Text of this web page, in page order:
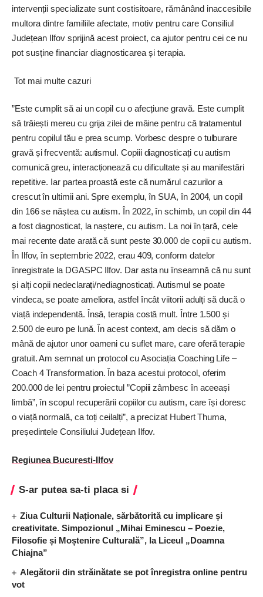
intervenții specializate sunt costisitoare, rămânând inaccesibile
multora dintre familiile afectate, motiv pentru care Consiliul
Județean Ilfov sprijină acest proiect, ca ajutor pentru cei ce nu
pot susține financiar diagnosticarea și terapia.
Tot mai multe cazuri
”Este cumplit să ai un copil cu o afecțiune gravă. Este cumplit
să trăiești mereu cu grija zilei de mâine pentru că tratamentul
pentru copilul tău e prea scump. Vorbesc despre o tulburare
gravă și frecventă: autismul. Copiii diagnosticați cu autism
comunică greu, interacționează cu dificultate și au manifestări
repetitive. Iar partea proastă este că numărul cazurilor a
crescut în ultimii ani. Spre exemplu, în SUA, în 2004, un copil
din 166 se năștea cu autism. În 2022, în schimb, un copil din 44
a fost diagnosticat, la naștere, cu autism. La noi în țară, cele
mai recente date arată că sunt peste 30.000 de copii cu autism.
În Ilfov, în septembrie 2022, erau 409, conform datelor
înregistrate la DGASPC Ilfov. Dar asta nu înseamnă că nu sunt
și alți copii nedeclarați/nediagnosticați. Autismul se poate
vindeca, se poate ameliora, astfel încât viitorii adulți să ducă o
viață independentă. Însă, terapia costă mult. Între 1.500 și
2.500 de euro pe lună. În acest context, am decis să dăm o
mână de ajutor unor oameni cu suflet mare, care oferă terapie
gratuit. Am semnat un protocol cu Asociația Coaching Life –
Coach 4 Transformation. În baza acestui protocol, oferim
200.000 de lei pentru proiectul ”Copiii zâmbesc în aceeași
limbă”, în scopul recuperării copiilor cu autism, care își doresc
o viață normală, ca toți ceilalți”, a precizat Hubert Thuma,
președintele Consiliului Județean Ilfov.
Regiunea Bucuresti-Ilfov
S-ar putea sa-ti placa si
Ziua Culturii Naționale, sărbătorită cu implicare și
creativitate. Simpozionul „Mihai Eminescu – Poezie,
Filosofie și Moștenire Culturală”, la Liceul „Doamna
Chiajna”
Alegătorii din străinătate se pot înregistra online pentru
vot